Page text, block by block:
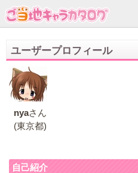
ユーザープロフィール
nyaさん
(東京都)
自己紹介